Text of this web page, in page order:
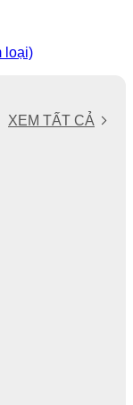
loại)
XEM TẤT CẢ